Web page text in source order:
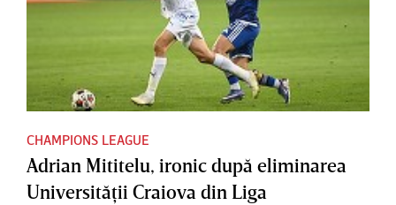
CHAMPIONS LEAGUE
Adrian Mititelu, ironic după eliminarea
Universităţii Craiova din Liga